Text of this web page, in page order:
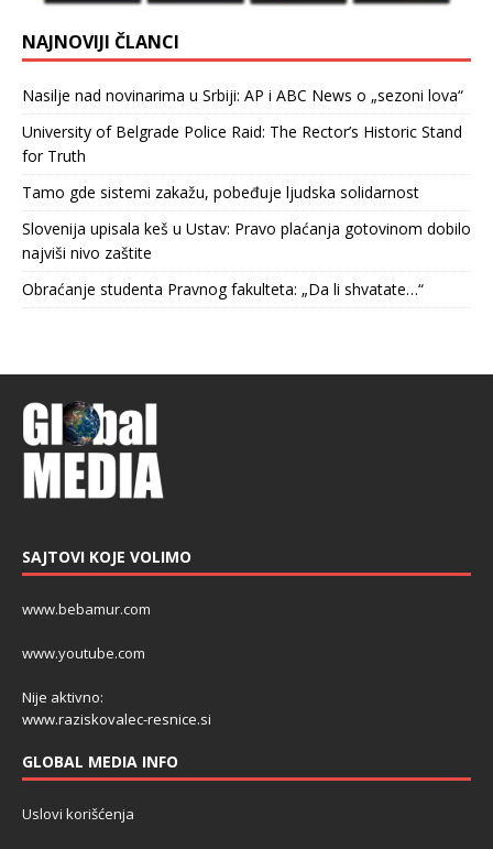
NAJNOVIJI ČLANCI
Nasilje nad novinarima u Srbiji: AP i ABC News o „sezoni lova“
University of Belgrade Police Raid: The Rector’s Historic Stand
for Truth
Tamo gde sistemi zakažu, pobeđuje ljudska solidarnost
Slovenija upisala keš u Ustav: Pravo plaćanja gotovinom dobilo
najviši nivo zaštite
Obraćanje studenta Pravnog fakulteta: „Da li shvatate…“
SAJTOVI KOJE VOLIMO
www.bebamur.com
www.youtube.com
Nije aktivno:
www.raziskovalec-resnice.si
GLOBAL MEDIA INFO
Uslovi korišćenja